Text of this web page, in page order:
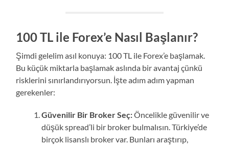
100 TL ile Forex’e Nasıl Başlanır?
Şimdi gelelim asıl konuya: 100 TL ile Forex’e başlamak.
Bu küçük miktarla başlamak aslında bir avantaj çünkü
risklerini sınırlandırıyorsun. İşte adım adım yapman
gerekenler:
Güvenilir Bir Broker Seç:Öncelikle güvenilir ve
düşük spread’li bir broker bulmalısın. Türkiye’de
birçok lisanslı broker var. Bunları araştırıp,